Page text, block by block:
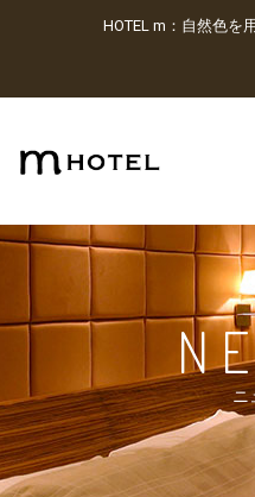
HOTEL m：自然色を
ニ